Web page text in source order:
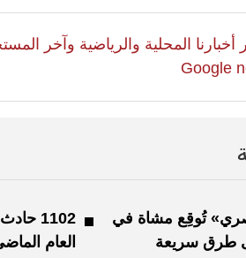
أخبارنا المحلية والرياضية وآخر
تُوقِع مشاة في
طرق سريعة
1102
العام